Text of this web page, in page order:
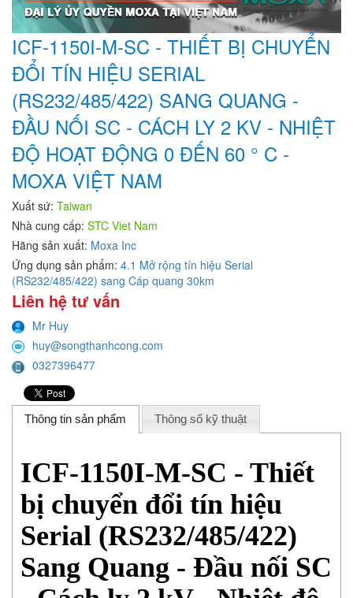
ICF-1150I-M-SC - THIẾT BỊ CHUYỂN
ĐỔI TÍN HIỆU SERIAL
(RS232/485/422) SANG QUANG -
ĐẦU NỐI SC - CÁCH LY 2 KV - NHIỆT
ĐỘ HOẠT ĐỘNG 0 ĐẾN 60 ° C -
MOXA VIỆT NAM
Xuất sứ: Taiwan
Nhà cung cấp: STC Viet Nam
Hãng sản xuất: Moxa Inc
Ứng dụng sản phẩm: 4.1 Mở rộng tín hiệu Serial
(RS232/485/422) sang Cáp quang 30km
Liên hệ tư vấn
Mr Huy
huy@songthanhcong.com
0327396477
Thông tin sản phẩm Thông số kỹ thuật
ICF-1150I-M-SC - Thiết
bị chuyển đổi tín hiệu
Serial (RS232/485/422)
Sang Quang - Đầu nối SC